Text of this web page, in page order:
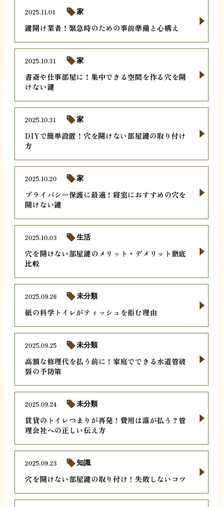
鍵開け業者！緊急時のための事前準備と心構え
2025.11.01 家
書斎や仕事部屋に！集中できる空間を作る穴を開
けない鍵
2025.10.31 家
DIYで簡単設置！穴を開けない部屋鍵の取り付け
方
2025.10.31 家
プライバシー保護に最適！寝室におすすめの穴を
開けない鍵
2025.10.20 家
穴を開けない部屋鍵のメリット・デメリット徹底
比較
2025.10.03 生活
紙の科学トイレがティッシュを拒む理由
2025.09.26 未分類
高額な修理代を払う前に！家庭でできる水道管破
裂の予防策
2025.09.25 未分類
賃貸のトイレつまりが再発！費用は誰が払う？管
理会社への正しい伝え方
2025.09.24 未分類
穴を開けない部屋鍵の取り付け！失敗しないコツ
2025.09.23 知識